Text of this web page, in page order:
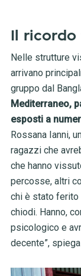
Il
Nelle strutture
arrivano
gruppo dal
Mediterraneo,
esposti a
Rossana Ianni,
ragazzi che
che hanno
percosse, altri
chi è stato ferito
chiodi. Hanno,
psicologico e
decente”,